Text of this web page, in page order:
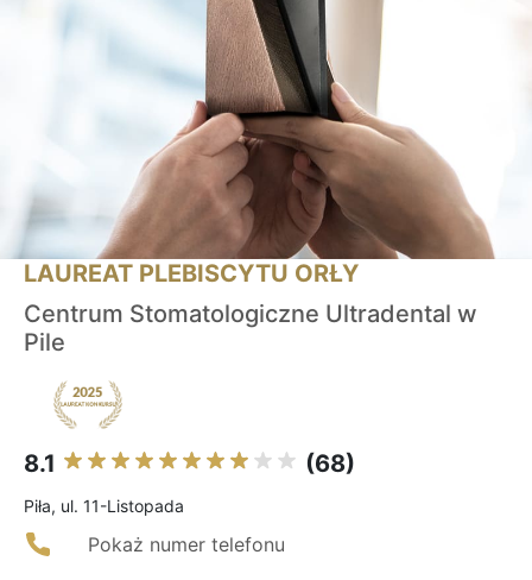
LAUREAT PLEBISCYTU ORŁY
Centrum Stomatologiczne Ultradental w
Pile
8.1 (68)
Piła, ul. 11-Listopada
Pokaż numer telefonu